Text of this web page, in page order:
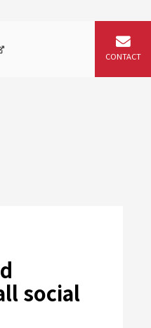
social